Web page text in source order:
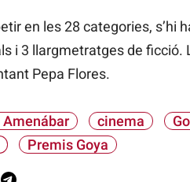
en les 28 categories, s’hi
i 3 llargmetratges de ficció.
Pepa Flores.
cinema
Premis Goya